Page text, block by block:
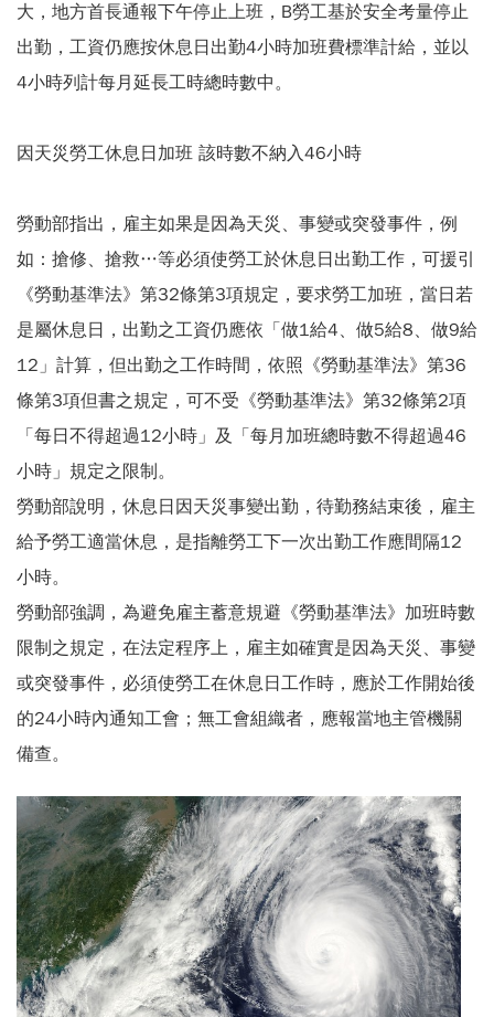
大，地方首長通報下午停止上班，B勞工基於安全考量停止
出勤，工資仍應按休息日出勤4小時加班費標準計給，並以
4小時列計每月延長工時總時數中。
因天災勞工休息日加班 該時數不納入46小時
勞動部指出，雇主如果是因為天災、事變或突發事件，例
如：搶修、搶救…等必須使勞工於休息日出勤工作，可援引
《勞動基準法》第32條第3項規定，要求勞工加班，當日若
是屬休息日，出勤之工資仍應依「做1給4、做5給8、做9給
12」計算，但出勤之工作時間，依照《勞動基準法》第36
條第3項但書之規定，可不受《勞動基準法》第32條第2項
「每日不得超過12小時」及「每月加班總時數不得超過46
小時」規定之限制。
勞動部說明，休息日因天災事變出勤，待勤務結束後，雇主
給予勞工適當休息，是指離勞工下一次出勤工作應間隔12
小時。
勞動部強調，為避免雇主蓄意規避《勞動基準法》加班時數
限制之規定，在法定程序上，雇主如確實是因為天災、事變
或突發事件，必須使勞工在休息日工作時，應於工作開始後
的24小時內通知工會；無工會組織者，應報當地主管機關
備查。